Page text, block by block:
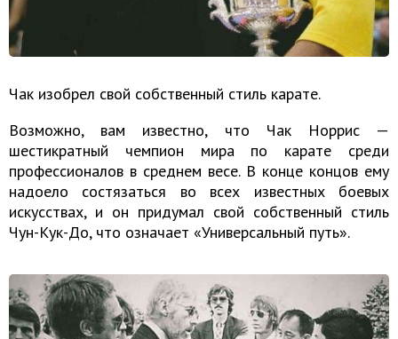
Чак изобрел свой собственный стиль карате.
Возможно, вам известно, что Чак Норрис —
шестикратный чемпион мира по карате среди
профессионалов в среднем весе. В конце концов ему
надоело состязаться во всех известных боевых
искусствах, и он придумал свой собственный стиль
Чун-Кук-До, что означает «Универсальный путь».